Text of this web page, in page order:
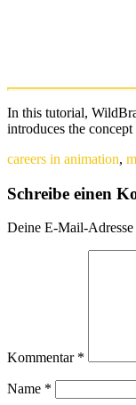
In this tutorial,
introduces the
careers in animation,
Schreibe einen
Deine E-Mail-
Kommentar *
Name *